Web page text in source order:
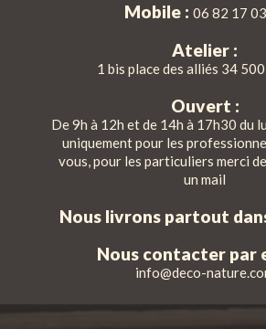
Mobile : 06 82 17
Atelier :
1 bis place des alliés 34
Ouvert :
De 9h à 12h et de 14h à 17h30 du
uniquement pour les
vous, pour les particuliers merci
un mail
Nous livrons partout
Nous contacter par
info@deco-